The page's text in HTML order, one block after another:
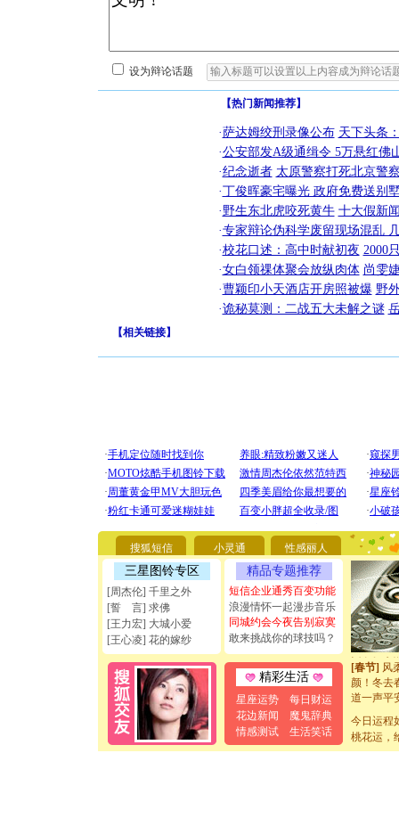
设为辩论话题
【热门新闻推荐】
·萨达姆绞刑录像公布 天下头条
·公安部发A级通缉令 5万悬红佛
·纪念逝者 太原警察打死北京警
·丁俊晖豪宅曝光 政府免费送别
·野生东北虎咬死黄牛 十大假新
·专家辩论伪科学废留现场混乱
·校花口述：高中时献初夜 2000
·女白领祼体聚会放纵肉体 尚雯
·曹颖印小天酒店开房照被爆 野
·诡秘莫测：二战五大未解之谜
【相关链接】
搜狐短信 小灵通 性感丽人
三星图铃专区
[周杰伦] 千里之外
[誓 言] 求佛
[王力宏] 大城小爱
[王心凌] 花的嫁纱
精品专题推荐
短信企业通秀百变功能
浪漫情怀一起漫步音乐
同城约会今夜告别寂寞
敢来挑战你的球技吗？
精彩生活
星座运势
每日财运
花边新闻
魔鬼辞典
情感测试
生活笑话
[圣诞节]
天都要快
[圣诞节]
如意,快
断电。爱
你是我专
[元旦]如
起；二是
离。水晶
[元旦]当
泣，这痛
卖了。水
[春节] 风
颜！冬去
道一声平
[春节]
传
片叶子是
送你一棵
[圣诞节]
今日运程
桃花运，